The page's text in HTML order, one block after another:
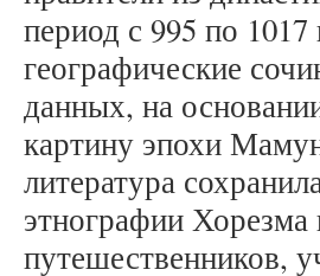
период с 995 по
географические
данных, на
картину эпохи
литература
этнографии
путешественников,